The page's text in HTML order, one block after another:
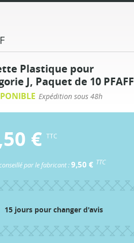
Plastique pour
J, Paquet de 10 PFAFF
Expédition sous 48h
€ TTC
par le fabricant :9,50 € TTC
15 jours pour changer d'avis